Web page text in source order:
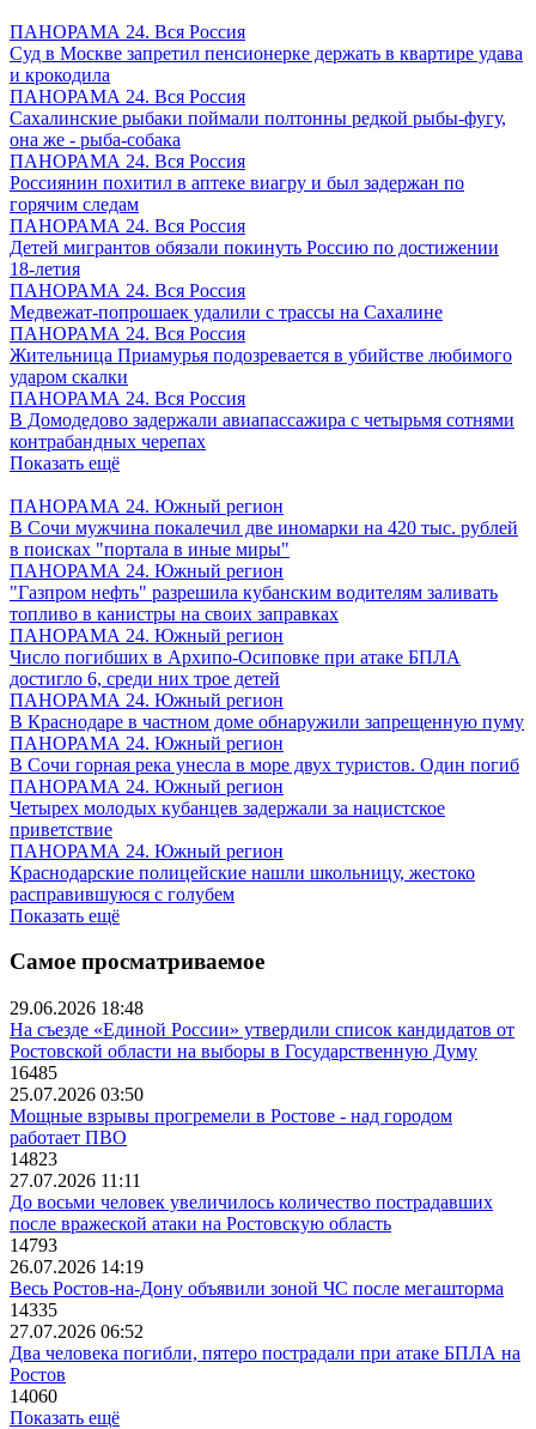
ПАНОРАМА 24. Вся Россия
Суд в Москве запретил пенсионерке держать в квартире удава
и крокодила
ПАНОРАМА 24. Вся Россия
Сахалинские рыбаки поймали полтонны редкой рыбы-фугу,
она же - рыба-собака
ПАНОРАМА 24. Вся Россия
Россиянин похитил в аптеке виагру и был задержан по
горячим следам
ПАНОРАМА 24. Вся Россия
Детей мигрантов обязали покинуть Россию по достижении
18-летия
ПАНОРАМА 24. Вся Россия
Медвежат-попрошаек удалили с трассы на Сахалине
ПАНОРАМА 24. Вся Россия
Жительница Приамурья подозревается в убийстве любимого
ударом скалки
ПАНОРАМА 24. Вся Россия
В Домодедово задержали авиапассажира с четырьмя сотнями
контрабандных черепах
Показать ещё
ПАНОРАМА 24. Южный регион
В Сочи мужчина покалечил две иномарки на 420 тыс. рублей
в поисках "портала в иные миры"
ПАНОРАМА 24. Южный регион
"Газпром нефть" разрешила кубанским водителям заливать
топливо в канистры на своих заправках
ПАНОРАМА 24. Южный регион
Число погибших в Архипо-Осиповке при атаке БПЛА
достигло 6, среди них трое детей
ПАНОРАМА 24. Южный регион
В Краснодаре в частном доме обнаружили запрещенную пуму
ПАНОРАМА 24. Южный регион
В Сочи горная река унесла в море двух туристов. Один погиб
ПАНОРАМА 24. Южный регион
Четырех молодых кубанцев задержали за нацистское
приветствие
ПАНОРАМА 24. Южный регион
Краснодарские полицейские нашли школьницу, жестоко
расправившуюся с голубем
Показать ещё
Самое просматриваемое
29.06.2026 18:48
На съезде «Единой России» утвердили список кандидатов от
Ростовской области на выборы в Государственную Думу
16485
25.07.2026 03:50
Мощные взрывы прогремели в Ростове - над городом
работает ПВО
14823
27.07.2026 11:11
До восьми человек увеличилось количество пострадавших
после вражеской атаки на Ростовскую область
14793
26.07.2026 14:19
Весь Ростов-на-Дону объявили зоной ЧС после мегашторма
14335
27.07.2026 06:52
Два человека погибли, пятеро пострадали при атаке БПЛА на
Ростов
14060
Показать ещё